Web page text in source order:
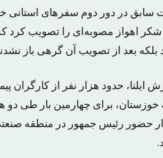
سابق در دور دوم سفرهای
شکر اهواز مصوبه‌ای را تصویب کرد
بلکه بعد از تصویب آن گرهی باز
ایلنا، حدود هزار نفر از کارگران
خوزستان، برای چهارمین بار طی
حضور رئیس جمهور در منطقه